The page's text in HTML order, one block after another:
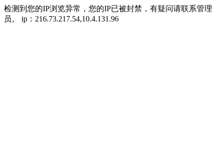
检测到您的IP浏览异常，您的IP已被封禁，有疑问请联系管理
员。 ip：216.73.217.54,10.4.131.96